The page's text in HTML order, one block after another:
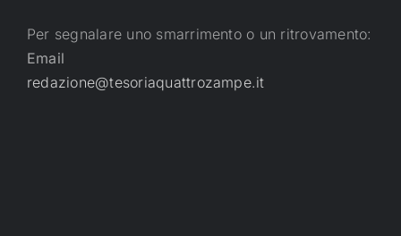
Per segnalare uno smarrimento o un ritrovamento:
Email
redazione@tesoriaquattrozampe.it